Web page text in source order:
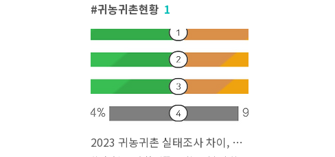
귀농귀촌현황 1
2023 귀농귀촌 실태조사 차이, 인구 특성, 지역별 현황, 귀농 사유